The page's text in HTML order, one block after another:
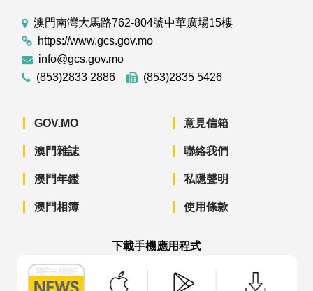
澳門南灣大馬路762-804號中華廣場15樓
https://www.gcs.gov.mo
info@gcs.gov.mo
(853)2833 2886
(853)2835 5426
GOV.MO
澳門雜誌
澳門年鑑
澳門相簿
意見信箱
聯絡我們
私隱聲明
使用條款
下載手機應用程式